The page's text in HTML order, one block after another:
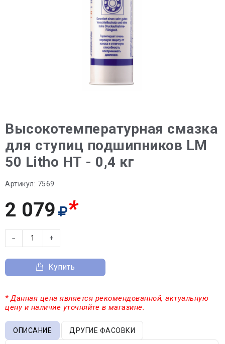
Высокотемпературная смазка
для ступиц подшипников LM
50 Litho HT - 0,4 кг
Артикул: 7569
2 079 *
− +
Купить
* Данная цена является рекомендованной, актуальную
цену и наличие уточняйте в магазине.
ОПИСАНИЕ ДРУГИЕ ФАСОВКИ